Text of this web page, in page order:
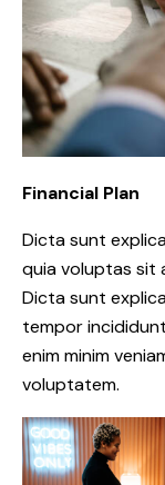
Financial Plan
Dicta sunt
quia voluptas sit
Dicta sunt
tempor
enim minim
voluptatem.